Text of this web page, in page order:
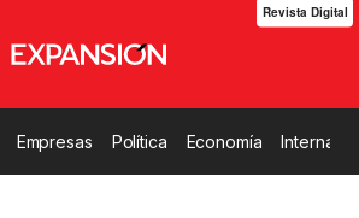
Revista Digital
Empresas Política Economía